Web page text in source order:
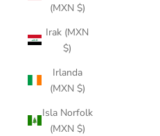
(MXN $)
Irak (MXN
$)
Irlanda
(MXN $)
Isla Norfolk
(MXN $)